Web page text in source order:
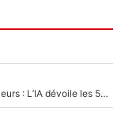
Zinédine Zidane va sélectionner des nouveaux joueurs : L’IA dévoile les 5 cracks qui pourraient rapidement le rejoindre en équipe de France !